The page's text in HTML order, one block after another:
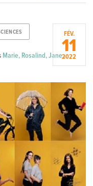
Marie, Rosalind, Jane...
FÉV.
11
2022